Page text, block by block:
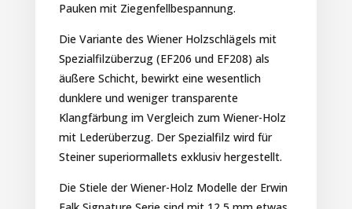
Pauken mit Ziegenfellbespannung.
Die Variante des Wiener Holzschlägels mit
Spezialfilzüberzug (EF206 und EF208) als
äußere Schicht, bewirkt eine wesentlich
dunklere und weniger transparente
Klangfärbung im Vergleich zum Wiener-Holz
mit Lederüberzug. Der Spezialfilz wird für
Steiner superiormallets exklusiv hergestellt.
Die Stiele der Wiener-Holz Modelle der Erwin